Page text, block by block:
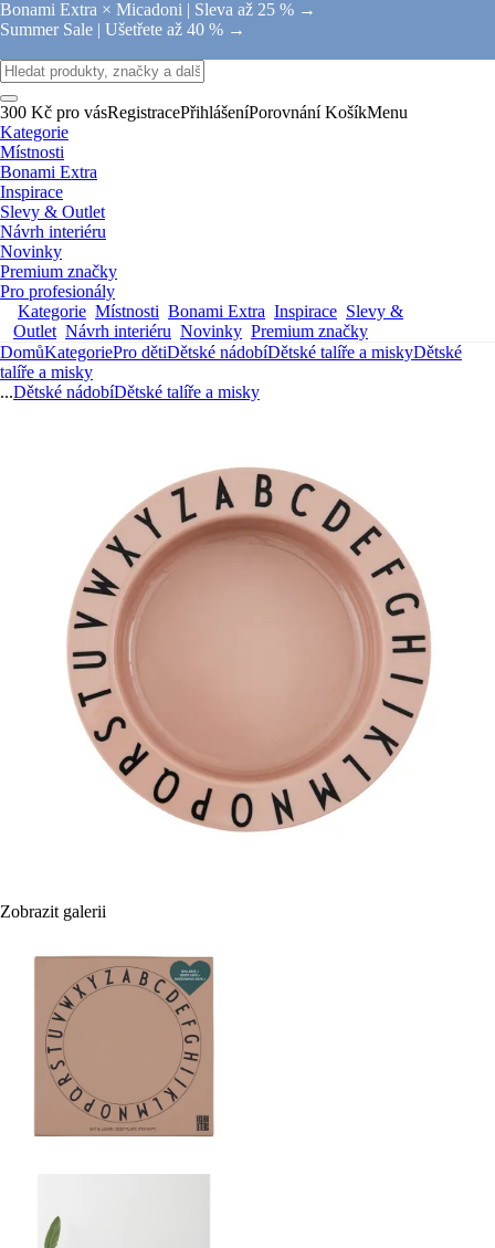
Bonami Extra × Micadoni | Sleva až 25 % →
Summer Sale | Ušetřete až 40 % →
300 Kč pro vásRegistracePřihlášeníPorovnání KošíkMenu
Kategorie
Místnosti
Bonami Extra
Inspirace
Slevy & Outlet
Návrh interiéru
Novinky
Premium značky
Pro profesionály
Kategorie Místnosti Bonami Extra Inspirace Slevy &
Outlet Návrh interiéru Novinky Premium značky
DomůKategoriePro dětiDětské nádobíDětské talíře a miskyDětské
talíře a misky
...Dětské nádobíDětské talíře a misky
Zobrazit galerii